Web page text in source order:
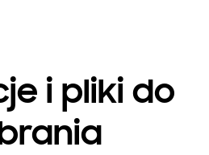
i pliki do